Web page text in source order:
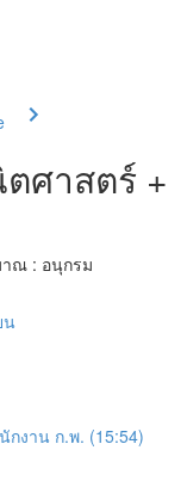
ศาสตร์ +
าณ : อนุกรม
น
งาน ก.พ. (15:54)